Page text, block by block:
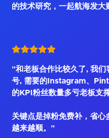
的技术研究，一起航海发大
"和老板合作比较久了, 我
号, 需要的Instagram、
的KPI粉丝数量多亏老板支
关键点是掉粉免费补，省
越来越顺。"